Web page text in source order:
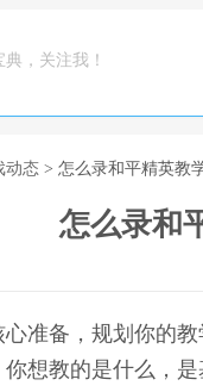
，关注我！
动态 > 怎么录和平精英教
怎么录和
心准备，规划你的
想教的是什么，